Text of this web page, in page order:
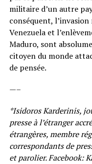
militaire d’un autre
conséquent,
Venezuela et
Maduro, sont
citoyen du monde
de pensée.
—–
*Isidoros Karderinis,
presse à l’étranger
étrangères, membre
correspondants de
et parolier. Facebook: